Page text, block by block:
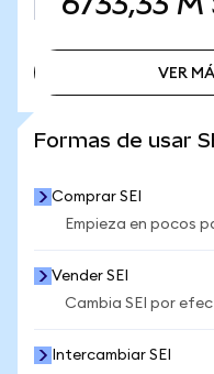
VER
Formas de usar
Comprar SEI
Empieza en pocos
Vender SEI
Cambia SEI por
Intercambiar SEI